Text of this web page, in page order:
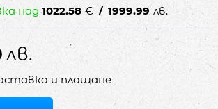
над1022.58 € / 1999.99 лв.
лв.
и плащане